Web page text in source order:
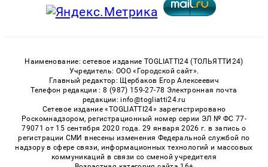
Наименование: сетевое издание TOGLIATTI24 (ТОЛЬЯТТИ24)
Учредитель: ООО «Городской сайт».
Главный редактор: Щербаков Егор Алексеевич
Телефон редакции : 8 (987) 159-27-78 Электронная почта
редакции: info@togliatti24.ru
Сетевое издание «TOGLIATTI24» зарегистрировано
Роскомнадзором, регистрационный номер серии ЭЛ № ФС 77-
79071 от 15 сентября 2020 года. 29 января 2026 г. в запись о
регистрации СМИ внесены изменения Федеральной службой по
надзору в сфере связи, информационных технологий и массовых
коммуникаций в связи со сменой учредителя